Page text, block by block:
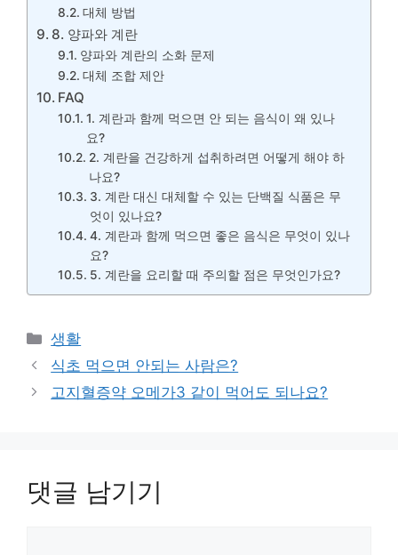
대체 방법
8. 양파와 계란
양파와 계란의 소화 문제
대체 조합 제안
FAQ
1. 계란과 함께 먹으면 안 되는 음식이 왜 있나
요?
2. 계란을 건강하게 섭취하려면 어떻게 해야 하
나요?
3. 계란 대신 대체할 수 있는 단백질 식품은 무
엇이 있나요?
4. 계란과 함께 먹으면 좋은 음식은 무엇이 있나
요?
5. 계란을 요리할 때 주의할 점은 무엇인가요?
카
테
고
리
생활
식초 먹으면 안되는 사람은?
고지혈증약 오메가3 같이 먹어도 되나요?
댓글 남기기